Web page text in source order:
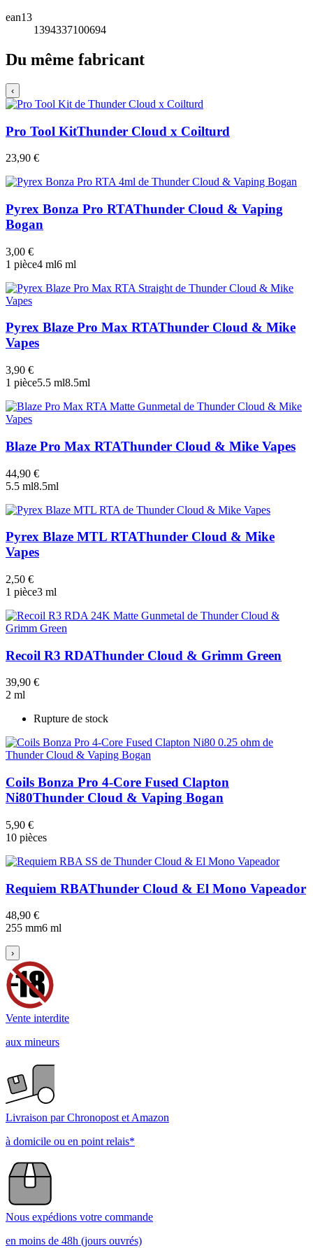
ean13
1394337100694
Du même fabricant
‹
Pro Tool KitThunder Cloud x Coilturd
23,90 €
Pyrex Bonza Pro RTAThunder Cloud & Vaping
Bogan
3,00 €
1 pièce4 ml6 ml
Pyrex Blaze Pro Max RTAThunder Cloud & Mike
Vapes
3,90 €
1 pièce5.5 ml8.5ml
Blaze Pro Max RTAThunder Cloud & Mike Vapes
44,90 €
5.5 ml8.5ml
Pyrex Blaze MTL RTAThunder Cloud & Mike
Vapes
2,50 €
1 pièce3 ml
Recoil R3 RDAThunder Cloud & Grimm Green
39,90 €
2 ml
Rupture de stock
Coils Bonza Pro 4-Core Fused Clapton
Ni80Thunder Cloud & Vaping Bogan
5,90 €
10 pièces
Requiem RBAThunder Cloud & El Mono Vapeador
48,90 €
255 mm6 ml
›
Vente interdite
aux mineurs
Livraison par Chronopost et Amazon
à domicile ou en point relais*
Nous expédions votre commande
en moins de 48h (jours ouvrés)